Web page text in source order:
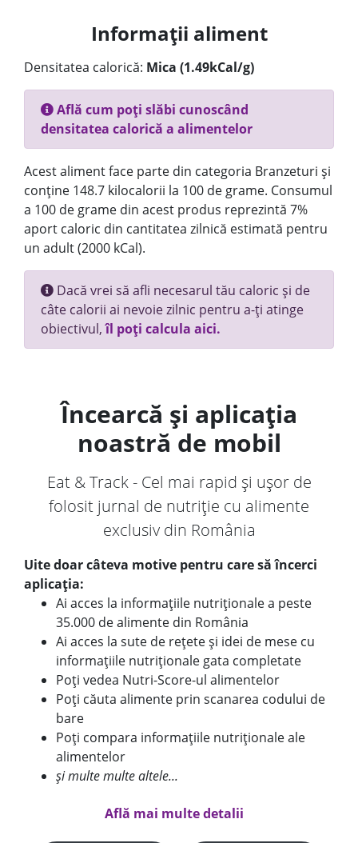
Informații aliment
Densitatea calorică: Mica (1.49kCal/g)
Află cum poți slăbi cunoscând
densitatea calorică a alimentelor
Acest aliment face parte din categoria Branzeturi și
conține 148.7 kilocalorii la 100 de grame. Consumul
a 100 de grame din acest produs reprezintă 7%
aport caloric din cantitatea zilnică estimată pentru
un adult (2000 kCal).
Dacă vrei să afli necesarul tău caloric și de
câte calorii ai nevoie zilnic pentru a-ți atinge
obiectivul,îl poți calcula aici.
Încearcă și aplicația
noastră de mobil
Eat & Track - Cel mai rapid și ușor de
folosit jurnal de nutriție cu alimente
exclusiv din România
Uite doar câteva motive pentru care să încerci
aplicația:
Ai acces la informațiile nutriționale a peste
35.000 de alimente din România
Ai acces la sute de rețete și idei de mese cu
informațiile nutriționale gata completate
Poți vedea Nutri-Score-ul alimentelor
Poți căuta alimente prin scanarea codului de
bare
Poți compara informațiile nutriționale ale
alimentelor
și multe multe altele...
Află mai multe detalii